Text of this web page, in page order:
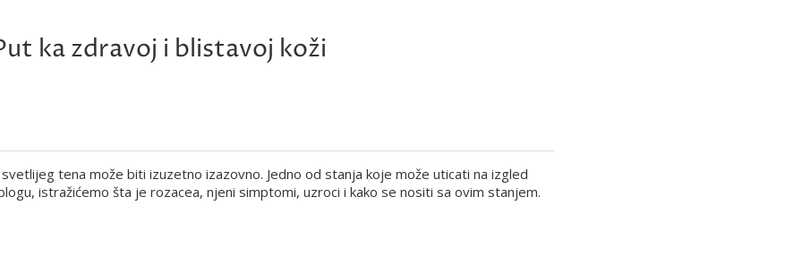
ka zdravoj i blistavoj koži
tena može biti izuzetno izazovno. Jedno od stanja koje može uticati na izgled
istražićemo šta je rozacea, njeni simptomi, uzroci i kako se nositi sa ovim stanjem.